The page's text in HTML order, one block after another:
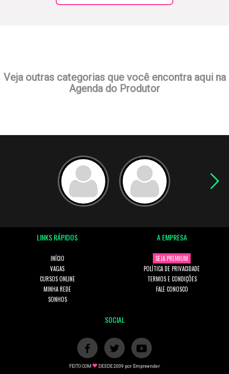
Veja outras categorias que você encontra aqui na
Agenda do Produtor
LINKS RÁPIDOS
INÍCIO
VAGAS
CURSOS ONLINE
MINHA REDE
SONHOS
A EMPRESA
SEJA PREMIUM
POLÍTICA DE PRIVACIDADE
TERMOS E CONDIÇÕES
FALE CONOSCO
SOCIAL
FEITO COM DESDE 2009 por Empreender